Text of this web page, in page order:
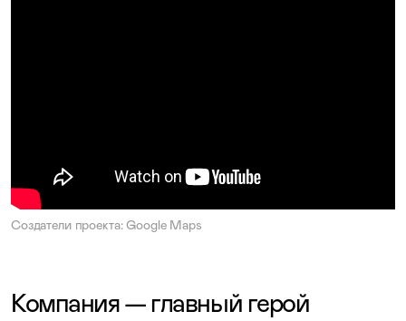
Создатели проекта: Google Maps
Компания — главный герой